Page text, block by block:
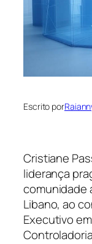
Escrito por
Cristiane
liderança
comunidade
Libano, ao
Executivo